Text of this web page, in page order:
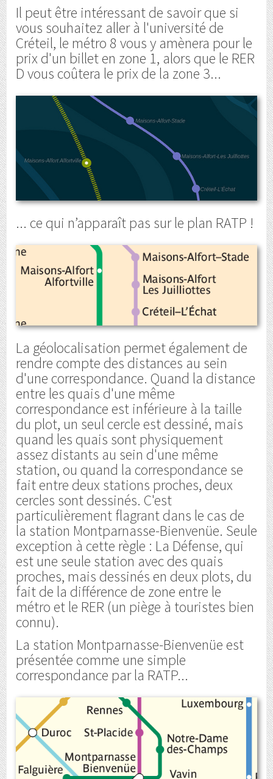
Il peut être intéressant de savoir que si
vous souhaitez aller à l'université de
Créteil, le métro 8 vous y amènera pour le
prix d'un billet en zone 1, alors que le RER
D vous coûtera le prix de la zone 3...
... ce qui n’apparaît pas sur le plan RATP !
La géolocalisation permet également de
rendre compte des distances au sein
d'une correspondance. Quand la distance
entre les quais d'une même
correspondance est inférieure à la taille
du plot, un seul cercle est dessiné, mais
quand les quais sont physiquement
assez distants au sein d'une même
station, ou quand la correspondance se
fait entre deux stations proches, deux
cercles sont dessinés. C'est
particulièrement flagrant dans le cas de
la station Montparnasse-Bienvenüe. Seule
exception à cette règle : La Défense, qui
est une seule station avec des quais
proches, mais dessinés en deux plots, du
fait de la différence de zone entre le
métro et le RER (un piège à touristes bien
connu).
La station Montparnasse-Bienvenüe est
présentée comme une simple
correspondance par la RATP...